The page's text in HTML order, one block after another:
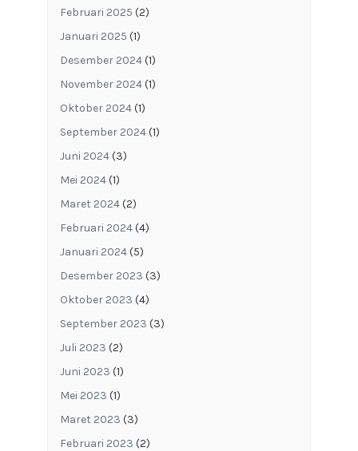
Februari 2025 (2)
Januari 2025 (1)
Desember 2024(1)
November 2024(1)
Oktober 2024(1)
September 2024(1)
Juni 2024(3)
Mei 2024(1)
Maret 2024(2)
Februari 2024(4)
Januari 2024(5)
Desember 2023 (3)
Oktober 2023 (4)
September 2023 (3)
Juli 2023 (2)
Juni 2023 (1)
Mei 2023 (1)
Maret 2023 (3)
Februari 2023 (2)